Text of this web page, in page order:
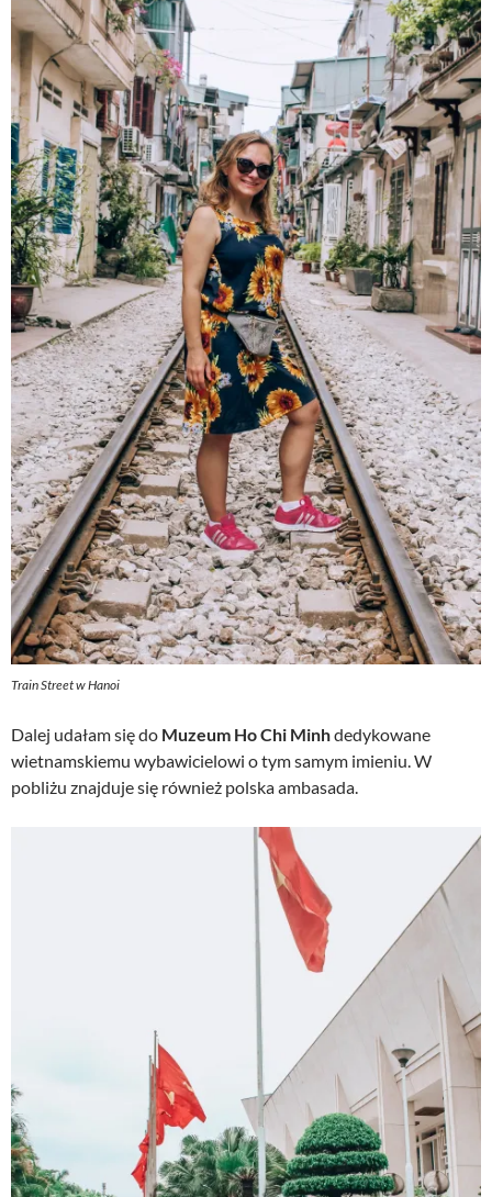
Train Street w Hanoi
Dalej udałam się do Muzeum Ho Chi Minhdedykowane
wietnamskiemu wybawicielowi o tym samym imieniu. W
pobliżu znajduje się również polska ambasada.